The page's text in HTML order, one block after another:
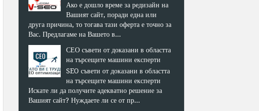
Ако е дошло време за редизайн на
Вашият сайт, поради една или
друга причина, то тогава тази оферта е точно за
Вас. Предлагаме на Вашето в...
СЕО съвети от доказани в областта
на търсещите машини експерти
SEO съвети от доказани в областта
на търсещите машини експерти
Искате ли да получите адекватно решение за
Вашият сайт? Нуждаете ли се от пр...